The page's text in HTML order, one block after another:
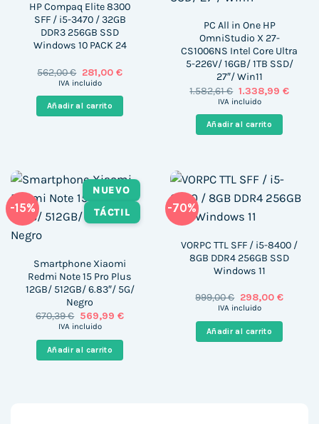
HP Compaq Elite 8300
SFF / i5-3470 / 32GB
DDR3 256GB SSD
Windows 10 PACK 24
562,00€ El
precio
era:
562,00 €.
281,00 €El
es:
281,00 €.
IVA incluido
Añadir al carrito
PC All in One HP
OmniStudio X 27-
CS1006NS Intel Core Ultra
5-226V/ 16GB/ 1TB SSD/
27″/ Win11
1.582,61€ El
precio
era:
1.582,61 €.
1.338,99 €El
IVA incluido
Añadir al carrito
-15%
NUEVO
TÁCTIL
Smartphone Xiaomi
Redmi Note 15 Pro Plus
12GB/ 512GB/ 6.83″/ 5G/
Negro
670,39€ El
precio
era:
670,39 €.
569,99 €El
es:
569,99 €.
IVA incluido
Añadir al carrito
-70%
VORPC TTL SFF / i5-8400 /
8GB DDR4 256GB SSD
Windows 11
999,00€ El
precio
era:
999,00 €.
298,00 €El
es:
298,00
IVA incluido
Añadir al carrito